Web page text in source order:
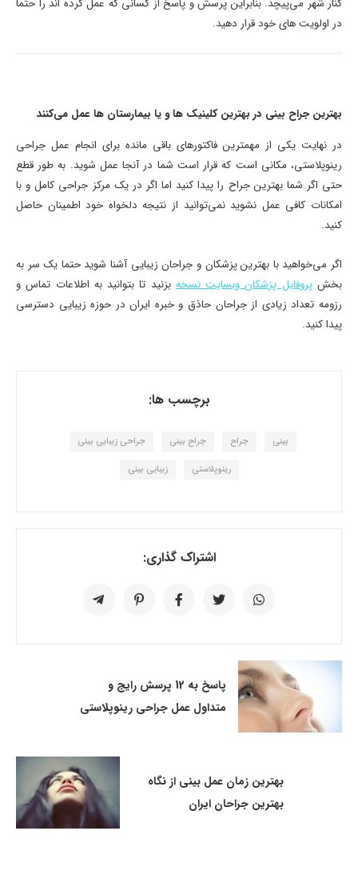
کنار شهر می‌پیچد. بنابراین پرسش و پاسخ از کسانی که عمل کرده اند را حتما
در اولویت های خود قرار دهید.
بهترین جراح بینی در بهترین کلینیک ها و یا بیمارستان ها عمل می‌کنند
در نهایت یکی از مهمترین فاکتورهای باقی مانده برای انجام عمل جراحی
رینوپلاستی، مکانی است که قرار است شما در آنجا عمل شوید. به طور قطع
حتی اگر شما بهترین جراح را پیدا کنید اما اگر در یک مرکز جراحی کامل و با
امکانات کافی عمل نشوید نمی‌توانید از نتیجه دلخواه خود اطمینان حاصل
کنید.
اگر می‌خواهید با بهترین پزشکان و جراحان زیبایی آشنا شوید حتما یک سر به
بخشپروفایل پزشکان وبسایت نسخه بزنید تا بتوانید به اطلاعات تماس و
رزومه تعداد زیادی از جراحان حاذق و خبره ایران در حوزه زیبایی دسترسی
پیدا کنید.
برچسب ها:
بینی جراح جراح بینی جراحی زیبایی بینی
رینوپلاستی زیبایی بینی
اشتراک گذاری:
پاسخ به 12 پرسش رایج و
متداول عمل جراحی رینوپلاستی
بهترین زمان عمل بینی از نگاه
بهترین جراحان ایران